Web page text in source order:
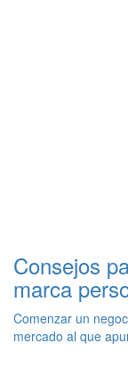
Consejos
marca
Comenzar un
mercado al que